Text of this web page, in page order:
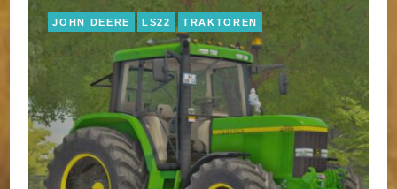
JOHN DEERE LS22 TRAKTOREN